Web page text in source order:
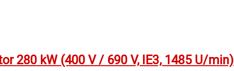
280 kW (400 V / 690 V, IE3, 1485 U/min)